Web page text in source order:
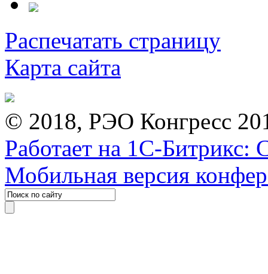
Распечатать страницу
Карта сайта
© 2018, РЭО Конгресс
Работает на 1С-Битрикс:
Мобильная версия